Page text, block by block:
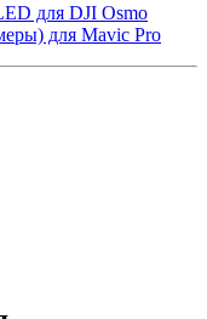
для DJI Osmo
для Mavic Pro